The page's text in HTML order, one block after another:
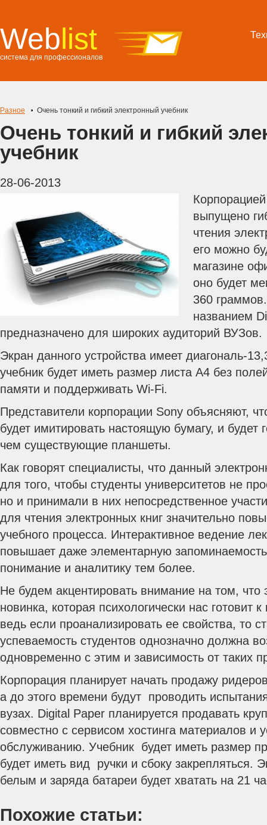
Weblist
система для профессионалов
Разное Очень тонкий и гибкий электронный учебник
Очень тонкий и гибкий
учебник
28-06-2013
выпущено
чтения
его можно
магазине
оно будет
360
названием
предназначено для широких аудиторий ВУЗов.
Экран данного устройства имеет диагональ-
учебник будет иметь размер листа А4 без
памяти и поддерживать Wi-Fi.
Представители корпорации Sony объясняют,
будет имитировать настоящую бумагу, и будет
чем существующие планшеты.
Как говорят специалисты, что данный
для того, чтобы студенты университетов не
но и принимали в них непосредственное
для чтения электронных книг значительно
учебного процесса. Интерактивное ведение
повышает даже элементарную
понимание и аналитику тем более.
Не будем акцентировать внимание на том, что
новинка, которая психологически нас готовит
ведь если проанализировать ее свойства, то
успеваемость студентов однозначно должна
одновременно с этим и зависимость от таких
Корпорация планирует начать продажу
а до этого времени будут проводить
вузах. Digital Paper планируется продавать
совместно с сервисом хостинга материалов и
обслуживанию. Учебник будет иметь размер
будет иметь вид ручки и сбоку закрепляться.
белым и заряда батареи будет хватать на 21
Похожие статьи: